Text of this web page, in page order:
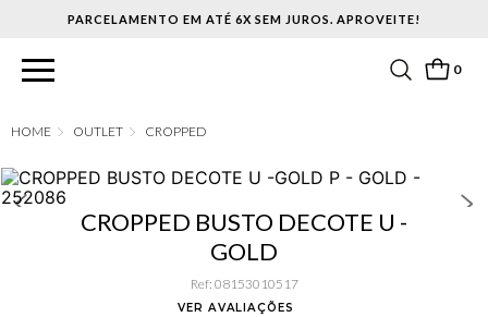
PARCELAMENTO EM ATÉ 6X SEM JUROS. APROVEITE!
0
OUTLET CROPPED
CROPPED BUSTO DECOTE U -
GOLD
Ref: 08153010517
VER AVALIAÇÕES